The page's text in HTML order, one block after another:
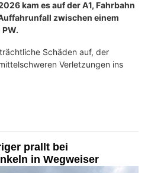
kam es auf der A1, Fahrbahn
zwischen einem
Schäden auf, der
Verletzungen ins
prallt bei
in Wegweiser